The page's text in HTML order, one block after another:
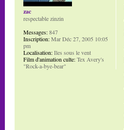
zac
respectable zinzin
Messages:847
Inscription:Mar Déc 27, 2005 10:05
pm
Localisation:Iles sous le vent
Film d'animation culte:Tex Avery's
"Rock-a-bye-bear"